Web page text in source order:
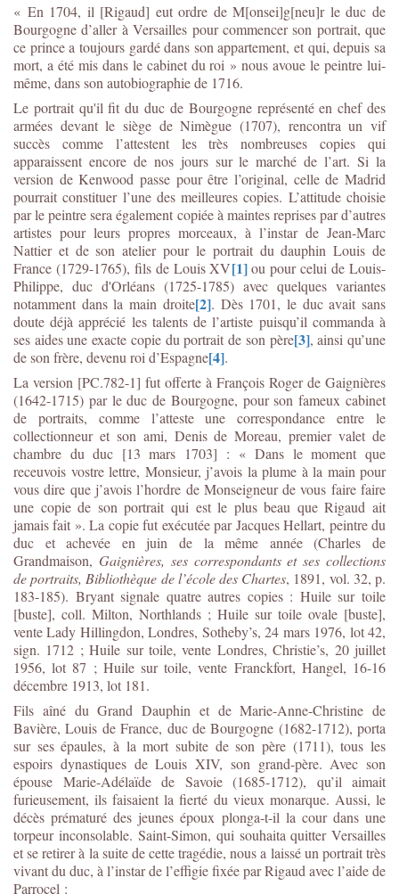
« En 1704, il [Rigaud] eut ordre de M[onsei]g[neu]r le duc de
Bourgogne d’aller à Versailles pour commencer son portrait, que
ce prince a toujours gardé dans son appartement, et qui, depuis sa
mort, a été mis dans le cabinet du roi » nous avoue le peintre lui-
même, dans son autobiographie de 1716.
Le portrait qu'il fit du duc de Bourgogne représenté en chef des
armées devant le siège de Nimègue (1707), rencontra un vif
succès comme l’attestent les très nombreuses copies qui
apparaissent encore de nos jours sur le marché de l’art. Si la
version de Kenwood passe pour être l’original, celle de Madrid
pourrait constituer l’une des meilleures copies. L’attitude choisie
par le peintre sera également copiée à maintes reprises par d’autres
artistes pour leurs propres morceaux, à l’instar de Jean-Marc
Nattier et de son atelier pour le portrait du dauphin Louis de
France (1729-1765), fils de Louis XV[1]ou pour celui de Louis-
Philippe, duc d'Orléans (1725-1785) avec quelques variantes
notamment dans la main droite[2]. Dès 1701, le duc avait sans
doute déjà apprécié les talents de l’artiste puisqu’il commanda à
ses aides une exacte copie du portrait de son père[3], ainsi qu’une
de son frère, devenu roi d’Espagne[4].
La version [PC.782-1] fut offerte à François Roger de Gaignières
(1642-1715) par le duc de Bourgogne, pour son fameux cabinet
de portraits, comme l’atteste une correspondance entre le
collectionneur et son ami, Denis de Moreau, premier valet de
chambre du duc [13 mars 1703] : « Dans le moment que
receuvois vostre lettre, Monsieur, j’avois la plume à la main pour
vous dire que j’avois l’hordre de Monseigneur de vous faire faire
une copie de son portrait qui est le plus beau que Rigaud ait
jamais fait ». La copie fut exécutée par Jacques Hellart, peintre du
duc et achevée en juin de la même année (Charles de
Grandmaison, Gaignières, ses correspondants et ses collections
de portraits, Bibliothèque de l’école des Chartes, 1891, vol. 32, p.
183-185). Bryant signale quatre autres copies : Huile sur toile
[buste], coll. Milton, Northlands ; Huile sur toile ovale [buste],
vente Lady Hillingdon, Londres, Sotheby’s, 24 mars 1976, lot 42,
sign. 1712 ; Huile sur toile, vente Londres, Christie’s, 20 juillet
1956, lot 87 ; Huile sur toile, vente Franckfort, Hangel, 16-16
décembre 1913, lot 181.
Fils aîné du Grand Dauphin et de Marie-Anne-Christine de
Bavière, Louis de France, duc de Bourgogne (1682-1712), porta
sur ses épaules, à la mort subite de son père (1711), tous les
espoirs dynastiques de Louis XIV, son grand-père. Avec son
épouse Marie-Adélaïde de Savoie (1685-1712), qu’il aimait
furieusement, ils faisaient la fierté du vieux monarque. Aussi, le
décès prématuré des jeunes époux plonga-t-il la cour dans une
torpeur inconsolable. Saint-Simon, qui souhaita quitter Versailles
et se retirer à la suite de cette tragédie, nous a laissé un portrait très
vivant du duc, à l’instar de l’effigie fixée par Rigaud avec l’aide de
Parrocel :